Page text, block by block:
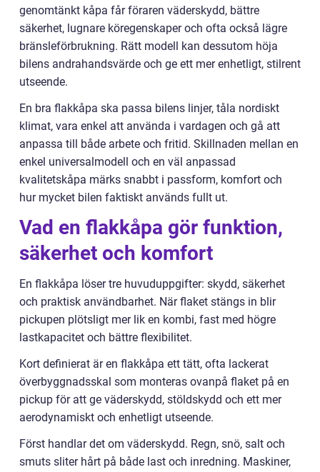
genomtänkt kåpa får föraren väderskydd, bättre
säkerhet, lugnare köregenskaper och ofta också lägre
bränsleförbrukning. Rätt modell kan dessutom höja
bilens andrahandsvärde och ge ett mer enhetligt, stilrent
utseende.
En bra flakkåpa ska passa bilens linjer, tåla nordiskt
klimat, vara enkel att använda i vardagen och gå att
anpassa till både arbete och fritid. Skillnaden mellan en
enkel universalmodell och en väl anpassad
kvalitetskåpa märks snabbt i passform, komfort och
hur mycket bilen faktiskt används fullt ut.
Vad en flakkåpa gör funktion,
säkerhet och komfort
En flakkåpa löser tre huvuduppgifter: skydd, säkerhet
och praktisk användbarhet. När flaket stängs in blir
pickupen plötsligt mer lik en kombi, fast med högre
lastkapacitet och bättre flexibilitet.
Kort definierat är en flakkåpa ett tätt, ofta lackerat
överbyggnadsskal som monteras ovanpå flaket på en
pickup för att ge väderskydd, stöldskydd och ett mer
aerodynamiskt och enhetligt utseende.
Först handlar det om väderskydd. Regn, snö, salt och
smuts sliter hårt på både last och inredning. Maskiner,